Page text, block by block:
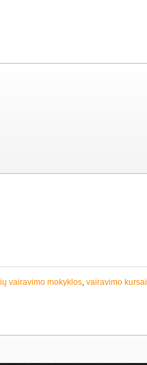
vairavimo mokyklos, vairavimo kursai